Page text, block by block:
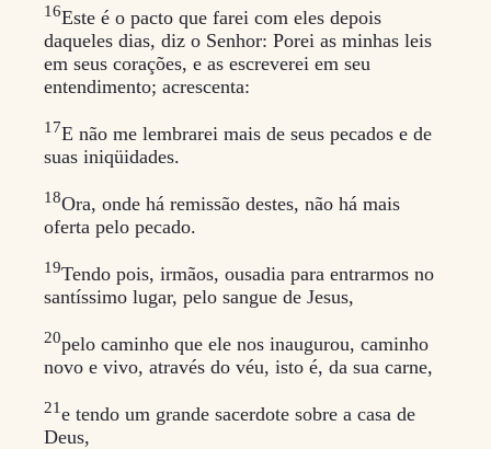
16Este é o pacto que farei com eles depois
daqueles dias, diz o Senhor: Porei as minhas leis
em seus corações, e as escreverei em seu
entendimento; acrescenta:
17E não me lembrarei mais de seus pecados e de
suas iniqüidades.
18Ora, onde há remissão destes, não há mais
oferta pelo pecado.
19Tendo pois, irmãos, ousadia para entrarmos no
santíssimo lugar, pelo sangue de Jesus,
20pelo caminho que ele nos inaugurou, caminho
novo e vivo, através do véu, isto é, da sua carne,
21e tendo um grande sacerdote sobre a casa de
Deus,